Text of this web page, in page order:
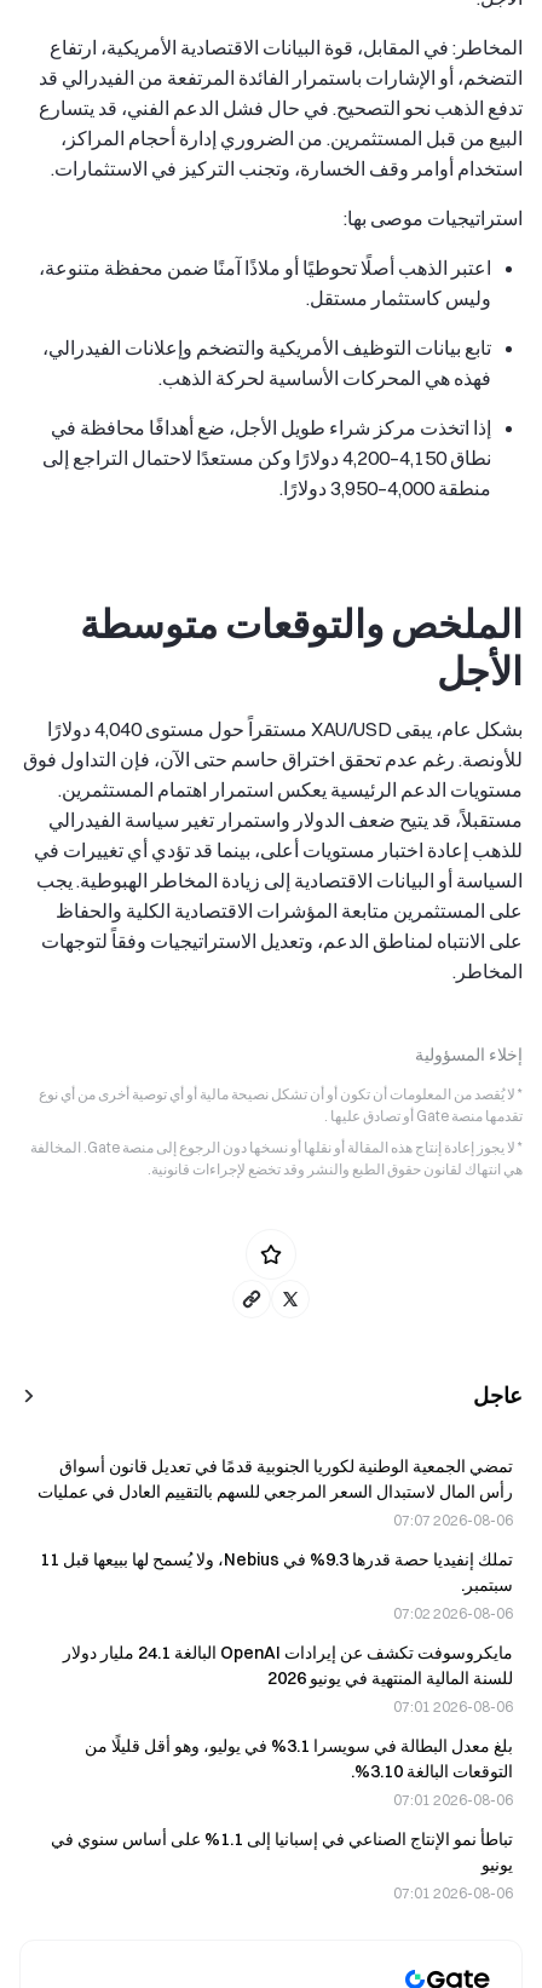
المخاطر: في المقابل، قوة البيانات الاقتصادية الأمريكية، ارتفاع
التضخم، أو الإشارات باستمرار الفائدة المرتفعة من الفيدرالي قد
تدفع الذهب نحو التصحيح. في حال فشل الدعم الفني، قد يتسارع
البيع من قبل المستثمرين. من الضروري إدارة أحجام المراكز،
استخدام أوامر وقف الخسارة، وتجنب التركيز في الاستثمارات.
استراتيجيات موصى بها:
اعتبر الذهب أصلًا تحوطيًا أو ملاذًا آمنًا ضمن محفظة متنوعة،
وليس كاستثمار مستقل.
تابع بيانات التوظيف الأمريكية والتضخم وإعلانات الفيدرالي،
فهذه هي المحركات الأساسية لحركة الذهب.
إذا اتخذت مركز شراء طويل الأجل، ضع أهدافًا محافظة في
نطاق 4,150–4,200 دولارًا وكن مستعدًا لاحتمال التراجع إلى
منطقة 4,000–3,950 دولارًا.
الملخص والتوقعات متوسطة
الأجل
بشكل عام، يبقى XAU/USD مستقراً حول مستوى 4,040 دولارًا
للأونصة. رغم عدم تحقق اختراق حاسم حتى الآن، فإن التداول فوق
مستويات الدعم الرئيسية يعكس استمرار اهتمام المستثمرين.
مستقبلاً، قد يتيح ضعف الدولار واستمرار تغير سياسة الفيدرالي
للذهب إعادة اختبار مستويات أعلى، بينما قد تؤدي أي تغييرات في
السياسة أو البيانات الاقتصادية إلى زيادة المخاطر الهبوطية. يجب
على المستثمرين متابعة المؤشرات الاقتصادية الكلية والحفاظ
على الانتباه لمناطق الدعم، وتعديل الاستراتيجيات وفقاً لتوجهات
المخاطر.
إخلاء المسؤولية
* لا يُقصد من المعلومات أن تكون أو أن تشكل نصيحة مالية أو أي توصية أخرى من أي نوع
تقدمها منصة Gate أو تصادق عليها .
* لا يجوز إعادة إنتاج هذه المقالة أو نقلها أو نسخها دون الرجوع إلى منصة Gate. المخالفة
هي انتهاك لقانون حقوق الطبع والنشر وقد تخضع لإجراءات قانونية.
عاجل
تمضي الجمعية الوطنية لكوريا الجنوبية قدمًا في تعديل قانون أسواق
رأس المال لاستبدال السعر المرجعي للسهم بالتقييم العادل في عمليات
الاندماج.
2026-08-06 07:07
تملك إنفيديا حصة قدرها 9.3% في Nebius، ولا يُسمح لها ببيعها قبل 11
سبتمبر.
2026-08-06 07:02
مايكروسوفت تكشف عن إيرادات OpenAI البالغة 24.1 مليار دولار
للسنة المالية المنتهية في يونيو 2026
2026-08-06 07:01
بلغ معدل البطالة في سويسرا 3.1% في يوليو، وهو أقل قليلًا من
التوقعات البالغة 3.10%.
2026-08-06 07:01
تباطأ نمو الإنتاج الصناعي في إسبانيا إلى 1.1% على أساس سنوي في
يونيو
2026-08-06 07:01